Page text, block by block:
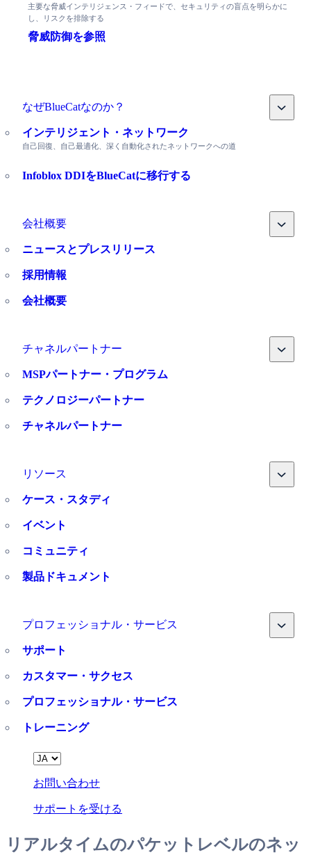
主要な脅威インテリジェンス・フィードで、セキュリティの盲点を明らかに
し、リスクを排除する
脅威防御を参照
なぜBlueCatなのか？
インテリジェント・ネットワーク
自己回復、自己最適化、深く自動化されたネットワークへの道
Infoblox DDIをBlueCatに移行する
会社概要
ニュースとプレスリリース
採用情報
会社概要
チャネルパートナー
MSPパートナー・プログラム
テクノロジーパートナー
チャネルパートナー
リソース
ケース・スタディ
イベント
コミュニティ
製品ドキュメント
プロフェッショナル・サービス
サポート
カスタマー・サクセス
プロフェッショナル・サービス
トレーニング
お問い合わせ
サポートを受ける
Language
リアルタイムのパケットレベルのネッ